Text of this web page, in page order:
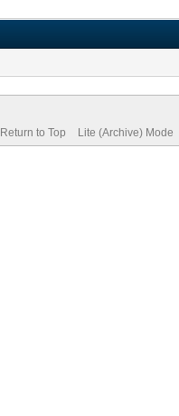
Return to Top Lite (Archive) Mode